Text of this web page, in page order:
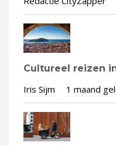
Cultureel reizen
Iris Sijm 1 maand